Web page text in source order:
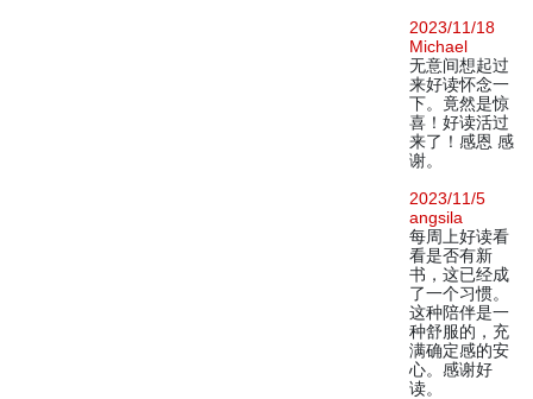
2023/11/18
Michael
无意间想起过
来好读怀念一
下。竟然是惊
喜！好读活过
来了！感恩 感
谢。
2023/11/5
angsila
每周上好读看
看是否有新
书，这已经成
了一个习惯。
这种陪伴是一
种舒服的，充
满确定感的安
心。感谢好
读。